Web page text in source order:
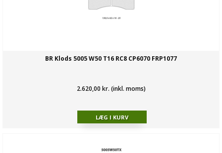
BR Klods 5005 W50 T16 RC8 CP6070 FRP1077
2.620,00 kr. (inkl. moms)